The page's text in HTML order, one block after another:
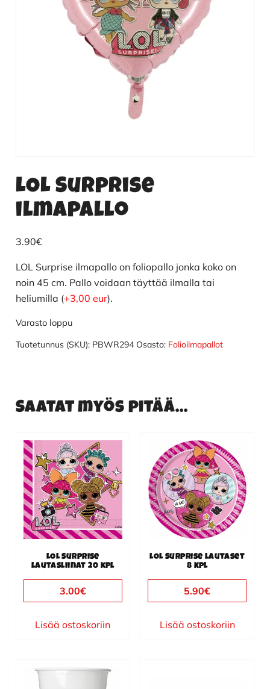
LOL Surprise
ilmapallo
3.90€
LOL Surprise ilmapallo on foliopallo jonka koko on
noin 45 cm. Pallo voidaan täyttää ilmalla tai
heliumilla (+3,00 eur).
Varasto loppu
Tuotetunnus (SKU): PBWR294 Osasto: Folioilmapallot
Saatat myös pitää...
LOL Surprise
lautasliinat 20 kpl
3.00€
Lisää ostoskoriin
LOL Surprise lautaset
8 kpl
5.90€
Lisää ostoskoriin